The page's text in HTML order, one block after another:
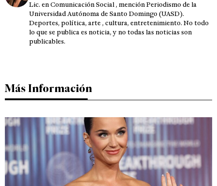
Lic. en Comunicación Social , mención Periodismo de la
Universidad Autónoma de Santo Domingo (UASD).
Deportes, política, arte , cultura, entretenimiento. No todo
lo que se publica es noticia, y no todas las noticias son
publicables.
Más Información